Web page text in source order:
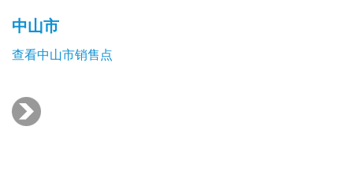
中山市
查看中山市销售点